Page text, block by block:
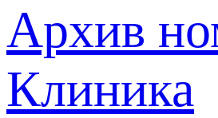
Архив
Клиника